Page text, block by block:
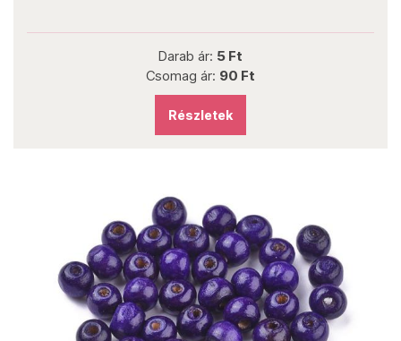
Darab ár: 5 Ft
Csomag ár: 90 Ft
Részletek